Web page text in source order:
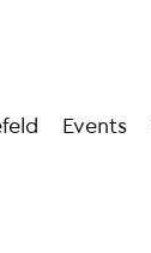
Events